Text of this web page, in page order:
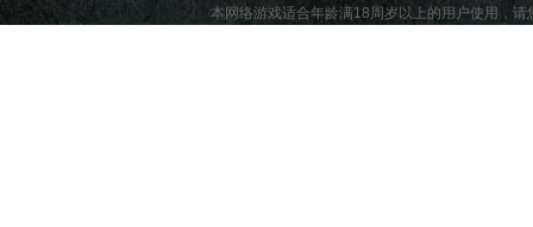
本网络游戏适合年龄满18周岁以上的用户使用，